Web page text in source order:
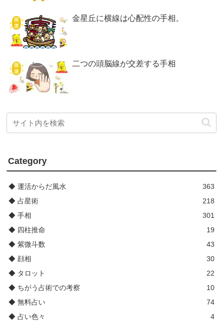
金星丘に横線は心配性の手相。
二つの頭脳線が交差する手相
Category
◆ 運活からだ風水
363
◆ 占星術
218
◆ 手相
301
◆ 四柱推命
19
◆ 紫微斗数
43
◆ 顔相
30
◆ タロット
22
◆ ちがう占術での考察
10
◆ 無料占い
74
◆ 占い色々
4